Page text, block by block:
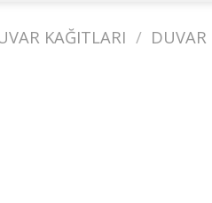
KAĞITLARI / DUVAR